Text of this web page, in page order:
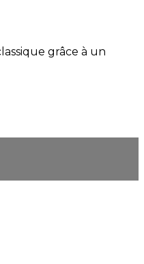
grâce à un